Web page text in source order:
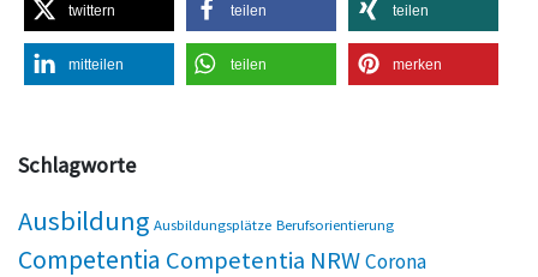
twittern teilen teilen
mitteilen teilen merken
Schlagworte
Ausbildung Ausbildungsplätze Berufsorientierung
Competentia Competentia NRWCorona